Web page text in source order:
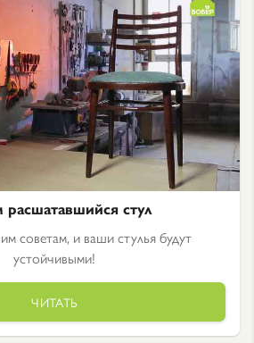
стул
советам, и ваши стулья будут
устойчивыми!
ЧИТАТЬ